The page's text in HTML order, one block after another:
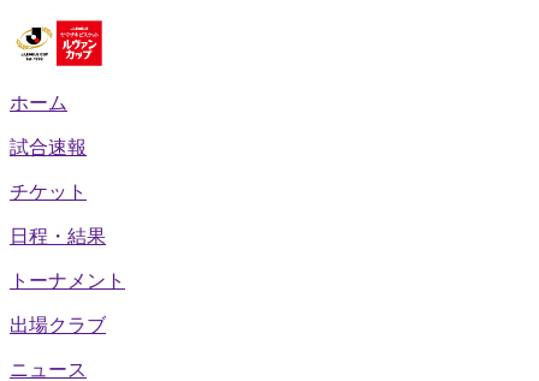
ホーム
試合速報
チケット
日程・結果
トーナメント
出場クラブ
ニュース